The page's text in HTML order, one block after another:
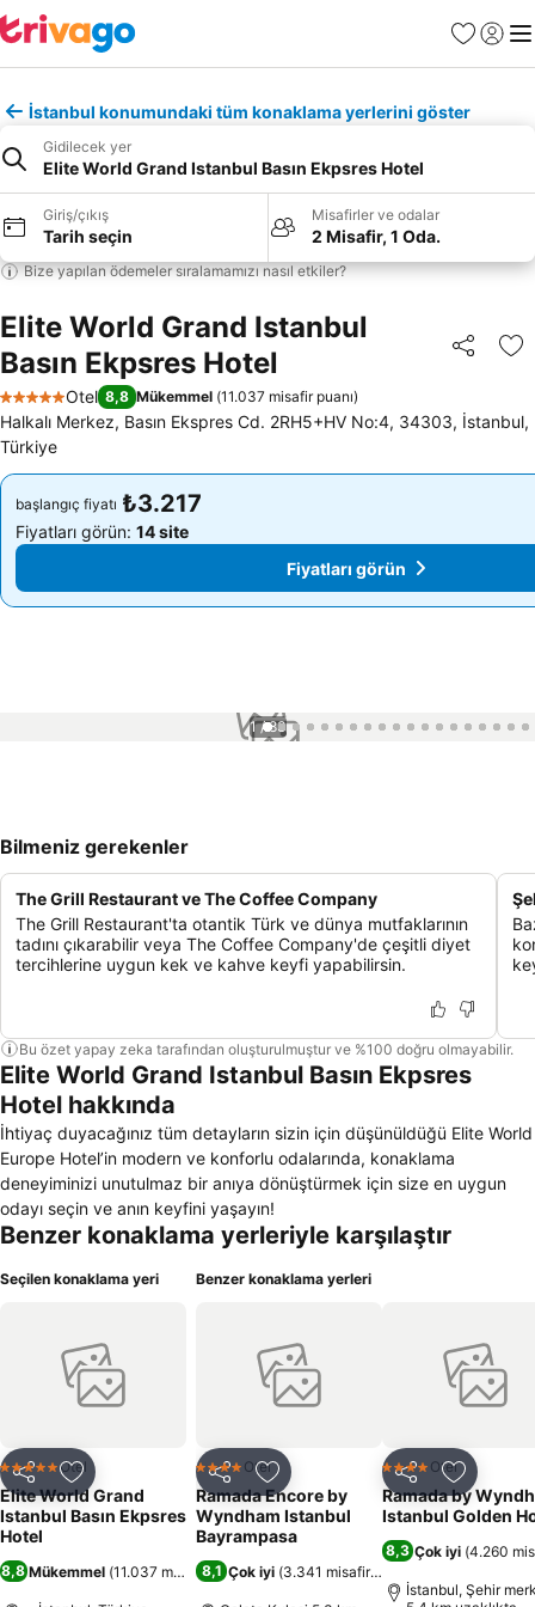
Favoriler
Giriş
İstanbul konumundaki tüm konaklama yerlerini göster
Gidilecek yer
Elite World Grand Istanbul Basın Ekpsres Hotel
Giriş/çıkış
Tarih seçin
Misafirler ve odalar
2 Misafir, 1 Oda.
Bize yapılan ödemeler sıralamamızı nasıl etkiler?
Elite World Grand Istanbul
Basın Ekpsres Hotel
Paylaş
5 Yıldız
Otel 8,8 Mükemmel (11.037 misafir puanı)
Halkalı Merkez, Basın Ekspres Cd. 2RH5+HV No:4, 34303, İstanbul,
Türkiye
başlangıç fiyatı ₺3.217
Fiyatları görün: 14 site
Fiyatları görün
başlangıç fiyatı ₺3.217
Fiyatları görün: 14 site
Fiyatları görün
1 / 83
Bilmeniz gerekenler
The Grill Restaurant ve The Coffee Company
The Grill Restaurant'ta otantik Türk ve dünya mutfaklarının
tadını çıkarabilir veya The Coffee Company'de çeşitli diyet
tercihlerine uygun kek ve kahve keyfi yapabilirsin.
Bu özet yapay zeka tarafından oluşturulmuştur ve %100 doğru olmayabilir.
Elite World Grand Istanbul Basın Ekpsres
Hotel hakkında
İhtiyaç duyacağınız tüm detayların sizin için düşünüldüğü Elite World
Europe Hotel’in modern ve konforlu odalarında, konaklama
deneyiminizi unutulmaz bir anıya dönüştürmek için size en uygun
odayı seçin ve anın keyfini yaşayın!
Benzer konaklama yerleriyle karşılaştır
Seçilen konaklama yeri
Paylaş Favorilerime ekle
5 Yıldız Otel
Elite World Grand
Istanbul Basın Ekpsres
Hotel
8,8Mükemmel (11.037 misafir puanı)
Benzer konaklama yerleri
Paylaş Favorilerime ekle
4 Yıldız Otel
Ramada Encore by
Wyndham Istanbul
Bayrampasa
8,1 Çok iyi (3.341 misafir puanı
Paylaş
4 Yıldız Otel
Ramada by
Istanbul Golden
8,3 Çok iyi (4.260
İstanbul, Şehir